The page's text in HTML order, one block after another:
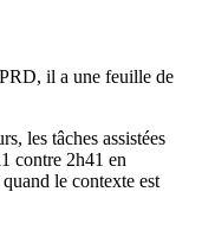
il a une feuille de
les tâches assistées
contre 2h41 en
le contexte est